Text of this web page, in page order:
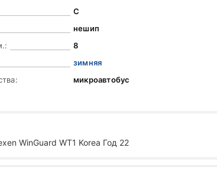
C
нешип
8
зимняя
микроавтобус
WinGuard WT1 Korea Год 22